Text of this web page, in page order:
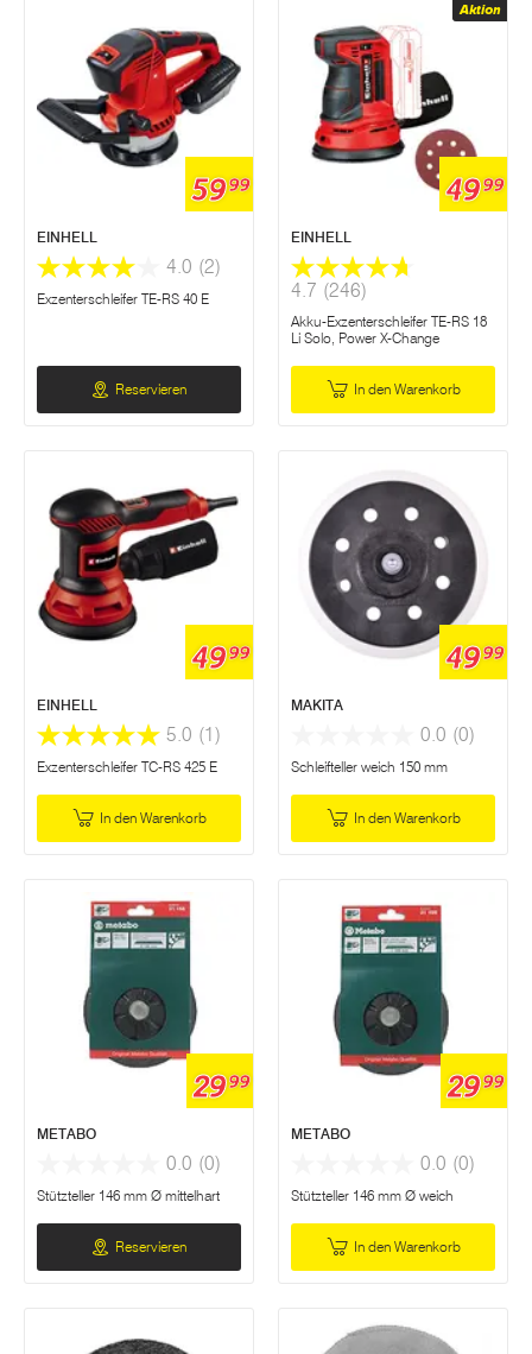
5999
EINHELL
4.0 (2)
Exzenterschleifer TE-RS 40 E
Reservieren
Aktion
4999
EINHELL
4.7 (246)
Akku-Exzenterschleifer TE-RS 18
Li Solo, Power X-Change
In den Warenkorb
4999
EINHELL
5.0 (1)
Exzenterschleifer TC-RS 425 E
In den Warenkorb
4999
MAKITA
0.0 (0)
Schleifteller weich 150 mm
In den Warenkorb
2999
METABO
0.0 (0)
Stützteller 146 mm Ø mittelhart
Reservieren
2999
METABO
0.0 (0)
Stützteller 146 mm Ø weich
In den Warenkorb